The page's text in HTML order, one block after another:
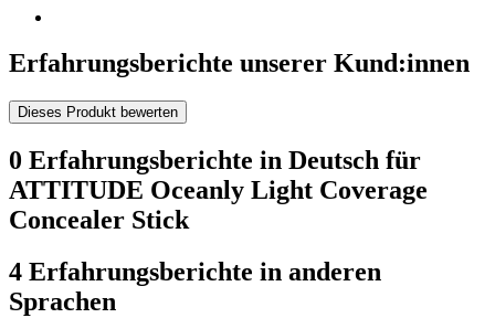
Erfahrungsberichte unserer Kund:innen
Dieses Produkt bewerten
0 Erfahrungsberichte in Deutsch für
ATTITUDE Oceanly Light Coverage
Concealer Stick
4 Erfahrungsberichte in anderen
Sprachen